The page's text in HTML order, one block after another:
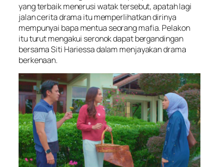
yang terbaik menerusi watak tersebut, apatah lagi
jalan cerita drama itu memperlihatkan dirinya
mempunyai bapa mentua seorang mafia. Pelakon
itu turut mengakui seronok dapat bergandingan
bersama Siti Hariessa dalam menjayakan drama
berkenaan.